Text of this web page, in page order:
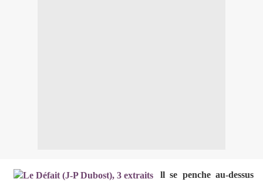
ll se penche au-dessus